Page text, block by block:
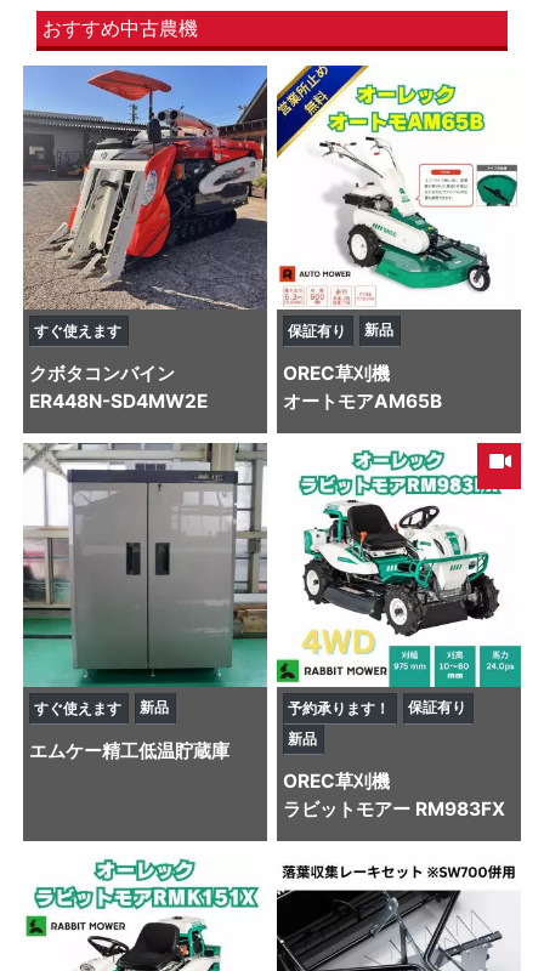
おすすめ中古農機
すぐ使えます
クボタ コンバイン
ER448N-SD4MW2E
保証有り 新品
OREC草刈機
オートモアAM65B
すぐ使えます 新品
エムケー精工低温貯蔵庫
予約承ります！
保証有り
新品
OREC草刈機
ラビットモアー RM983FX